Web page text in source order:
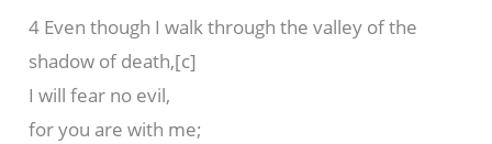
4 Even though I walk through the valley of the
shadow of death,[c]
I will fear no evil,
for you are with me;